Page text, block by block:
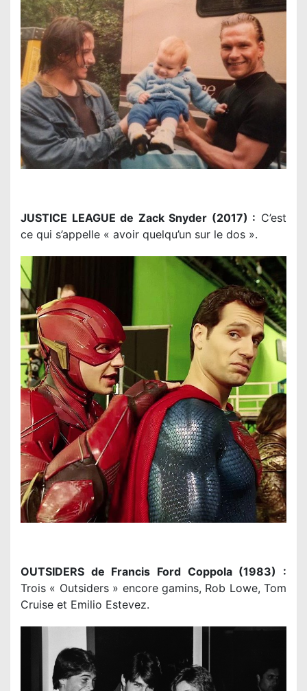
JUSTICE LEAGUE de Zack Snyder (2017) : C’est
ce qui s’appelle « avoir quelqu’un sur le dos ».
OUTSIDERS de Francis Ford Coppola (1983) :
Trois « Outsiders » encore gamins, Rob Lowe, Tom
Cruise et Emilio Estevez.